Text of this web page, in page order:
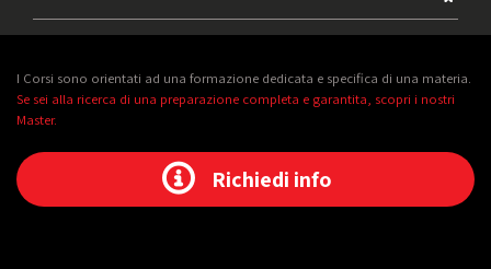
I Corsi sono orientati ad una formazione dedicata e specifica di una materia.
Se sei alla ricerca di una preparazione completa e garantita, scopri i nostri
Master.
Richiedi info